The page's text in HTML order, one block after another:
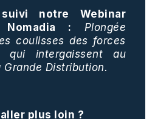
notre Webinar
: Plongée
coulisses des forces
qui intergaissent au
Distribution.
plus loin ?